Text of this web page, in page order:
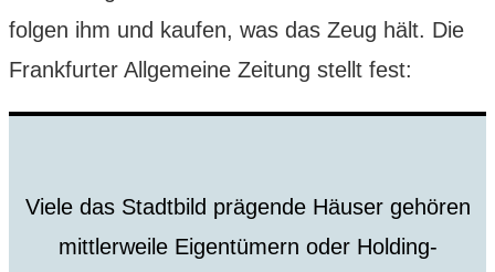
folgen ihm und kaufen, was das Zeug hält. Die
Frankfurter Allgemeine Zeitung stellt fest:
Viele das Stadtbild prägende Häuser gehören
mittlerweile Eigentümern oder Holding-